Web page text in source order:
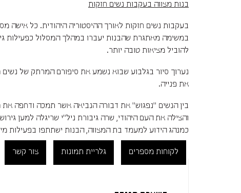
בנות מצווה בעקבות נשים חזקות
בעקבות נשים חזקות לאורך ההיסטוריה היהודית. כל אישה
להוביל מציאות טובה יותר.
נערוך סיור בגלבוע שבוא נשמע את סיפורם המרתק של
את פנייה.
בין הנשים "נפגוש" את דבורה הנביאה אשר תמכה ודחפה
והצילה את העם היהודי, שרה גיבורת ניל"י שריגלה למען
כמנהג הידוע למעמד בת המצווה, הבנות ישתתפו בפעילות
לקוחות מספרים גלריית תמונות צור קשר